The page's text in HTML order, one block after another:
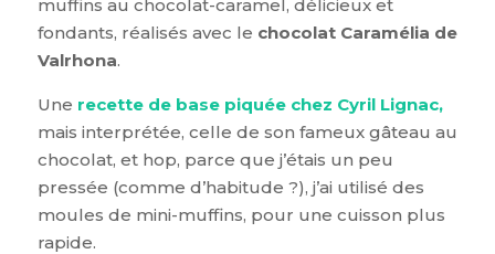
muffins au chocolat-caramel, délicieux et
fondants, réalisés avec le chocolat Caramélia de
Valrhona.
Une recette de base piquée chez Cyril Lignac,
mais interprétée, celle de son fameux gâteau au
chocolat, et hop, parce que j’étais un peu
pressée (comme d’habitude ?), j’ai utilisé des
moules de mini-muffins, pour une cuisson plus
rapide.